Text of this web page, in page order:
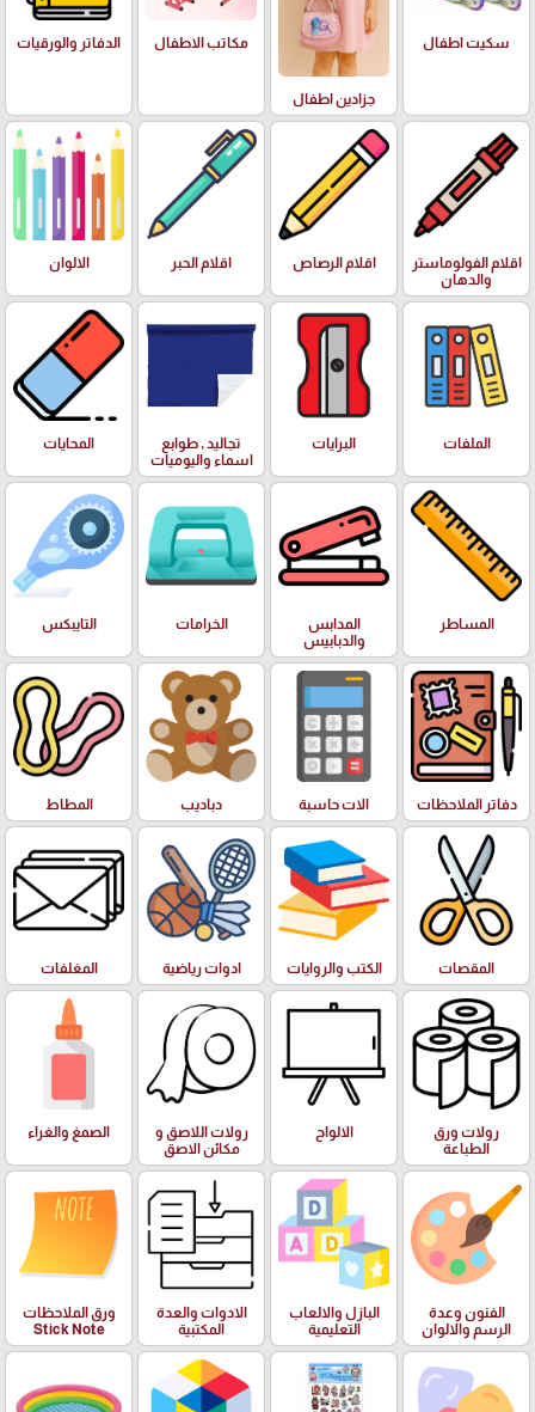
سكيت اطفال
جزادين اطفال
مكاتب الاطفال الدفاتر والورقيات
اقلام الفولوماستر
والدهان
اقلام الرصاص اقلام الحبر الالوان
الملفات البرايات
تجاليد , طوابع
اسماء واليوميات
المحايات
المساطر
المدابس
والدبابيس
الخرامات التايبكس
دفاتر الملاحظات الات حاسبة دباديب المطاط
المقصات الكتب والروايات ادوات رياضية المغلفات
رولات ورق
الطباعة
الالواح
رولات اللاصق و
مكائن الاصق
الصمغ والغراء
الفنون وعدة
الرسم والالوان
البازل والالعاب
التعليمية
الادوات والعدة
المكتبية
ورق الملاحظات
Stick Note